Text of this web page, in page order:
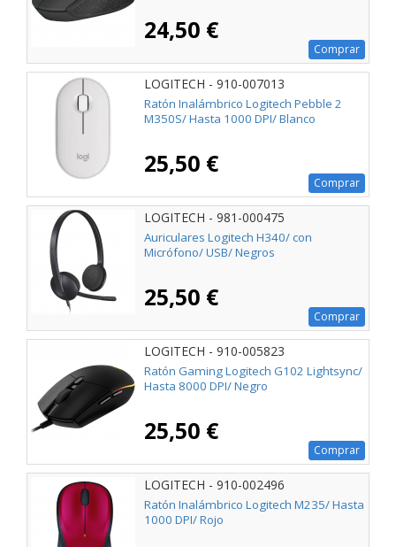
24,50 €
Comprar
LOGITECH - 910-007013
Ratón Inalámbrico Logitech Pebble 2
M350S/ Hasta 1000 DPI/ Blanco
25,50 €
Comprar
LOGITECH - 981-000475
Auriculares Logitech H340/ con
Micrófono/ USB/ Negros
25,50 €
Comprar
LOGITECH - 910-005823
Ratón Gaming Logitech G102 Lightsync/
Hasta 8000 DPI/ Negro
25,50 €
Comprar
LOGITECH - 910-002496
Ratón Inalámbrico Logitech M235/ Hasta
1000 DPI/ Rojo